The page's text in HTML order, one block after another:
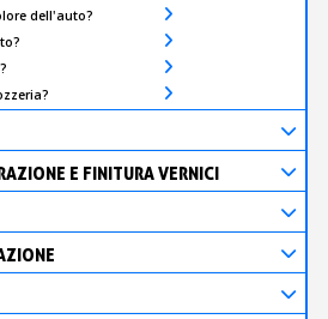
dell'auto?
E FINITURA VERNICI